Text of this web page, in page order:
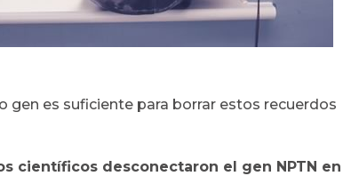
gen es suficiente para borrar estos recuerdos
científicos desconectaron el gen NPTN en